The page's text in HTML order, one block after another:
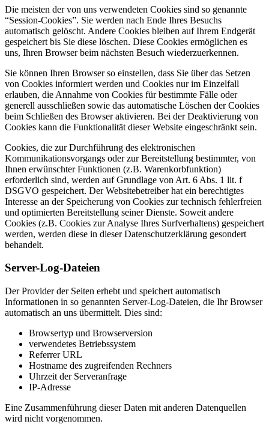
Die meisten der von uns verwendeten Cookies sind so genannte
“Session-Cookies”. Sie werden nach Ende Ihres Besuchs
automatisch gelöscht. Andere Cookies bleiben auf Ihrem Endgerät
gespeichert bis Sie diese löschen. Diese Cookies ermöglichen es
uns, Ihren Browser beim nächsten Besuch wiederzuerkennen.
Sie können Ihren Browser so einstellen, dass Sie über das Setzen
von Cookies informiert werden und Cookies nur im Einzelfall
erlauben, die Annahme von Cookies für bestimmte Fälle oder
generell ausschließen sowie das automatische Löschen der Cookies
beim Schließen des Browser aktivieren. Bei der Deaktivierung von
Cookies kann die Funktionalität dieser Website eingeschränkt sein.
Cookies, die zur Durchführung des elektronischen
Kommunikationsvorgangs oder zur Bereitstellung bestimmter, von
Ihnen erwünschter Funktionen (z.B. Warenkorbfunktion)
erforderlich sind, werden auf Grundlage von Art. 6 Abs. 1 lit. f
DSGVO gespeichert. Der Websitebetreiber hat ein berechtigtes
Interesse an der Speicherung von Cookies zur technisch fehlerfreien
und optimierten Bereitstellung seiner Dienste. Soweit andere
Cookies (z.B. Cookies zur Analyse Ihres Surfverhaltens) gespeichert
werden, werden diese in dieser Datenschutzerklärung gesondert
behandelt.
Server-Log-Dateien
Der Provider der Seiten erhebt und speichert automatisch
Informationen in so genannten Server-Log-Dateien, die Ihr Browser
automatisch an uns übermittelt. Dies sind:
Browsertyp und Browserversion
verwendetes Betriebssystem
Referrer URL
Hostname des zugreifenden Rechners
Uhrzeit der Serveranfrage
IP-Adresse
Eine Zusammenführung dieser Daten mit anderen Datenquellen
wird nicht vorgenommen.